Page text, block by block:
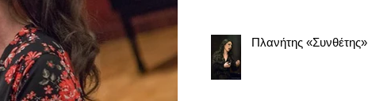
Πλανήτης «Συνθέτης»